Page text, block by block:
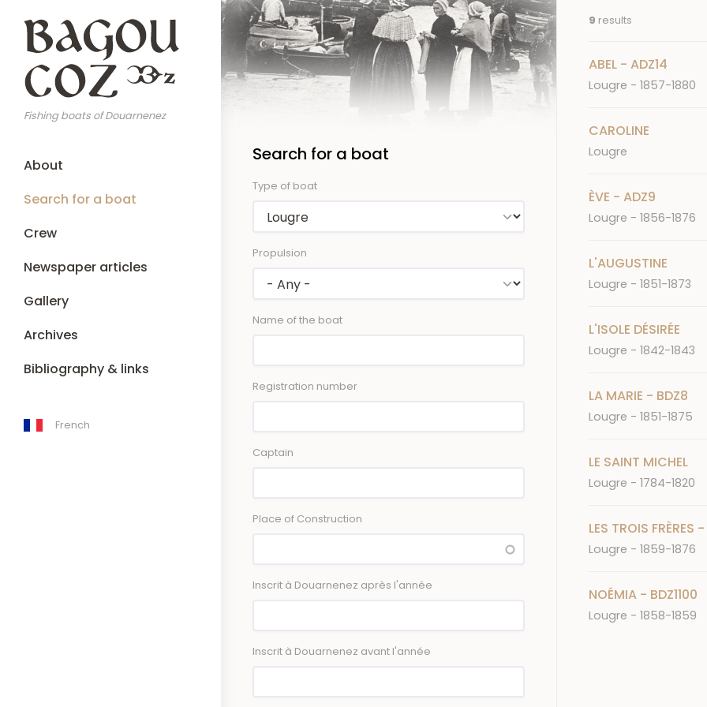
main
content
Fishing boats of Douarnenez
MainAbout
Search for a boat
Crew
Newspaper articles
Gallery
Archives
Bibliography & links
French
Search for a boat
Type of boat
Propulsion
Name of the boat
Registration number
Captain
Place of Construction
Inscrit à Douarnenez après l'année
Inscrit à Douarnenez avant l'année
9 results
ABEL - ADZ14
Lougre - 1857-1880
CAROLINE
Lougre
ÈVE - ADZ9
Lougre - 1856-1876
L'AUGUSTINE
Lougre - 1851-1873
L'ISOLE DÉSIRÉE
Lougre - 1842-1843
LA MARIE - BDZ8
Lougre - 1851-1875
LE SAINT MICHEL
Lougre - 1784-1820
LES TROIS FRÈRES
Lougre - 1859-1876
NOÉMIA - BDZ1100
Lougre - 1858-1859